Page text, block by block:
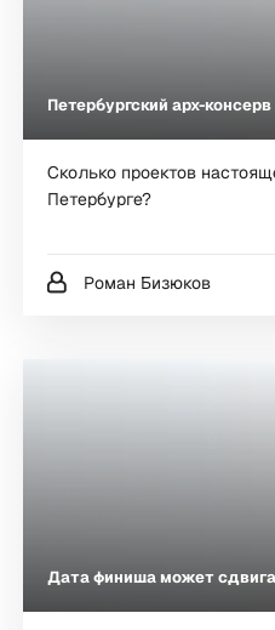
Петербургский арх-консерв
Сколько проектов
Петербурге?
Роман Бизюков
Дата финиша может